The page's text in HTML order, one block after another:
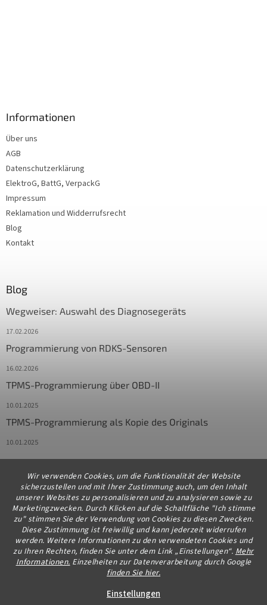
Wir verwenden Cookies, um die Funktionalität der Website
sicherzustellen und mit Ihrer Zustimmung auch, um den Inhalt
unserer Websites zu personalisieren und zu analysieren sowie zu
Marketingzwecken. Durch Klicken auf die Schaltfläche "Ich stimme
zu" stimmen Sie der Verwendung von Cookies zu diesen Zwecken.
Diese Zustimmung ist freiwillig und kann jederzeit widerrufen
werden. Weitere Informationen zu den verwendeten Cookies und
zu Ihren Rechten, finden Sie unter dem Link „Einstellungen“. Mehr
Informationen. Einzelheiten zur Datenverarbeitung durch Google
finden Sie hier.
Einstellungen
Informationen
Über uns
AGB
Datenschutzerklärung
ElektroG, BattG, VerpackG
Impressum
Reklamation und Widderrufsrecht
Blog
Kontakt
Blog
Wegweiser: Auswahl des Diagnosegeräts
17.02.2026
Programmierung von RDKS-Sensoren
16.02.2026
TPMS-Programmierung über OBD-II
10.01.2025
TPMS-Programmierung als Kopie des Originals
10.01.2025
Kontakt
info@diagstore.de
+491706654834
Erstellt von Shoptet Premium